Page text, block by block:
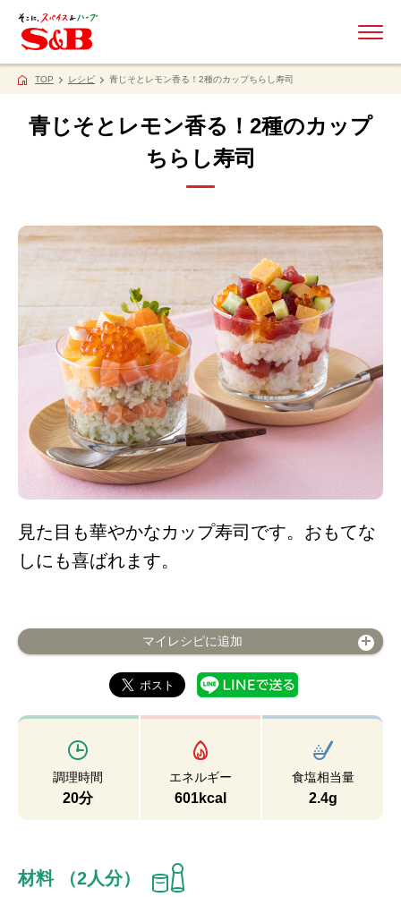
TOP レシピ 青じそとレモン香る！2種のカップちらし寿司
青じそとレモン香る！2種のカップ
ちらし寿司
見た目も華やかなカップ寿司です。おもてな
しにも喜ばれます。
マイレシピに追加
調理時間
20分
エネルギー
601kcal
食塩相当量
2.4g
材料 （2人分）